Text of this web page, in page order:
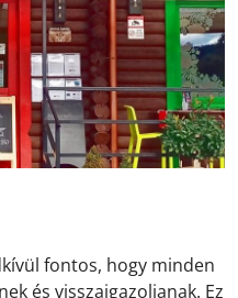
fontos, hogy minden
és visszaigazoljanak. Ez